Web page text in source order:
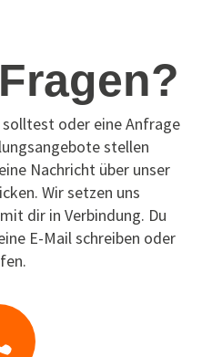
solltest oder eine Anfrage
stellen
Nachricht über unser
Wir setzen uns
dir in Verbindung. Du
E-Mail schreiben oder